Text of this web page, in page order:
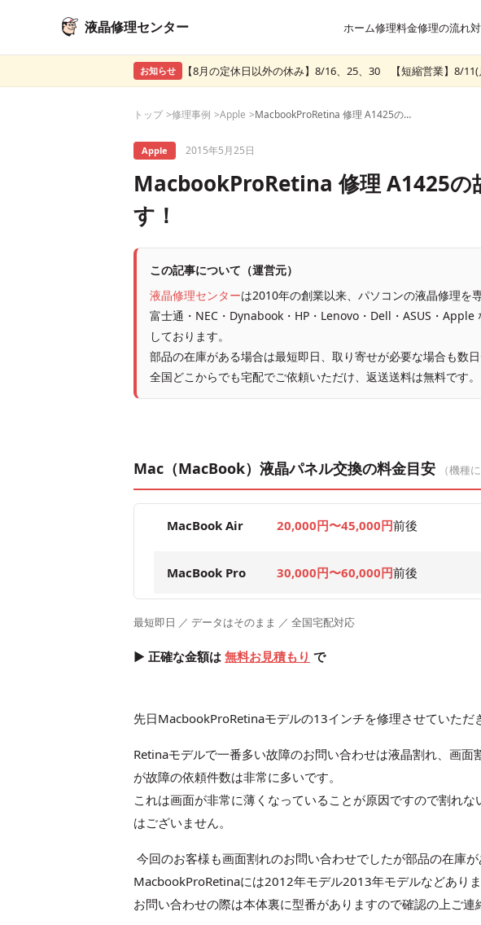
液晶修理センター ホーム修理料金修理の流れ
お知らせ 【8月の定休日以外の休み】8/16、25、30 【短縮営業】8/11(
トップ 修理事例 Apple MacbookProRetina 修理 A1425の故障は格安に対応が可能です！
Apple 2015年5月25日
MacbookProRetina 修理 A1425の
す！
この記事について（運営元）
液晶修理センターは2010年の創業以来、パソコンの液晶修理を
富士通・NEC・Dynabook・HP・Lenovo・Dell・ASUS・
しております。
部品の在庫がある場合は最短即日、取り寄せが必要な場合も数
全国どこからでも宅配でご依頼いただけ、返送送料は無料です。
Mac（MacBook）液晶パネル交換の料金目安 （機種
MacBook Air 20,000円〜45,000円前後
MacBook Pro 30,000円〜60,000円前後
最短即日 ／ データはそのまま ／ 全国宅配対応
▶ 正確な金額は 無料お見積もり で
先日MacbookProRetinaモデルの13インチを修理させていただ
Retinaモデルで一番多い故障のお問い合わせは液晶割れ、画
が故障の依頼件数は非常に多いです。
これは画面が非常に薄くなっていることが原因ですので割れ
はございません。
今回のお客様も画面割れのお問い合わせでしたが部品の在庫が
MacbookProRetinaには2012年モデル2013年モデルなどあり
お問い合わせの際は本体裏に型番がありますので確認の上ご連